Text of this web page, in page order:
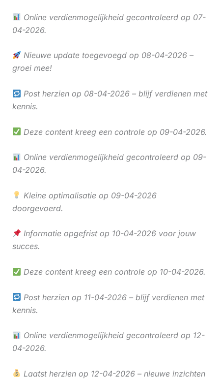
Online verdienmogelijkheid gecontroleerd op 07-
04-2026.
Nieuwe update toegevoegd op 08-04-2026 –
groei mee!
Post herzien op 08-04-2026 – blijf verdienen met
kennis.
Deze content kreeg een controle op 09-04-2026.
Online verdienmogelijkheid gecontroleerd op 09-
04-2026.
Kleine optimalisatie op 09-04-2026
doorgevoerd.
Informatie opgefrist op 10-04-2026 voor jouw
succes.
Deze content kreeg een controle op 10-04-2026.
Post herzien op 11-04-2026 – blijf verdienen met
kennis.
Online verdienmogelijkheid gecontroleerd op 12-
04-2026.
Laatst herzien op 12-04-2026 – nieuwe inzichten